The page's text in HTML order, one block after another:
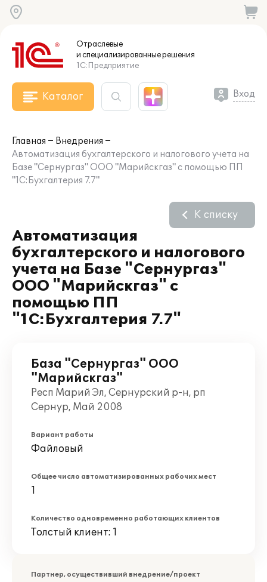
Отраслевые
и специализированныерешения
1С:Предприятие
Каталог Вход
Главная
Внедрения
Автоматизация бухгалтерского и налогового учета на
Базе "Сернургаз" ООО "Марийскгаз" с помощью ПП
"1С:Бухгалтерия 7.7"
Автоматизация
бухгалтерского и налогового
учета на Базе "Сернургаз"
ООО "Марийскгаз" с
помощью ПП
"1С:Бухгалтерия 7.7"
К списку
База "Сернургаз" ООО
"Марийскгаз"
Респ Марий Эл, Сернурский р-н, рп
Сернур, Май 2008
Вариант работы
Файловый
Общее число автоматизированных рабочих мест
1
Количество одновременно работающих клиентов
Толстый клиент: 1
Партнер, осуществивший внедрение/проект